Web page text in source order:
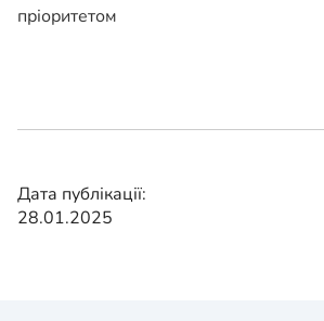
пріоритетом
Дата публікації:
28.01.2025